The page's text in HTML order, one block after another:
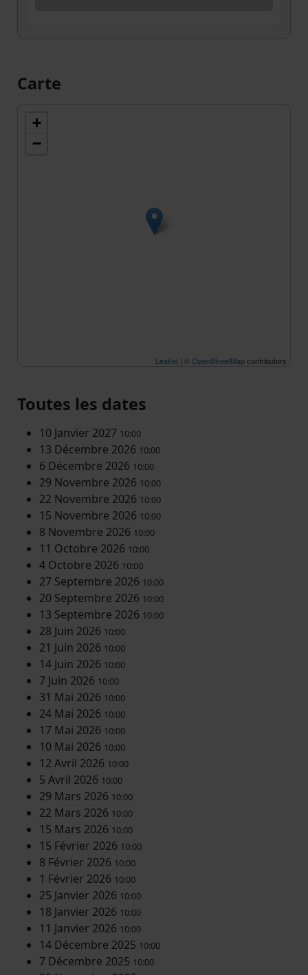
Carte
+
−
Leaflet | ©OpenStreetMapcontributors
Toutes les dates
10 Janvier 2027 10:00
13 Décembre 2026 10:00
6 Décembre 2026 10:00
29 Novembre 2026 10:00
22 Novembre 2026 10:00
15 Novembre 2026 10:00
8 Novembre 2026 10:00
11 Octobre 2026 10:00
4 Octobre 2026 10:00
27 Septembre 2026 10:00
20 Septembre 2026 10:00
13 Septembre 2026 10:00
28 Juin 2026 10:00
21 Juin 2026 10:00
14 Juin 2026 10:00
7 Juin 2026 10:00
31 Mai 2026 10:00
24 Mai 2026 10:00
17 Mai 2026 10:00
10 Mai 2026 10:00
12 Avril 2026 10:00
5 Avril 2026 10:00
29 Mars 2026 10:00
22 Mars 2026 10:00
15 Mars 2026 10:00
15 Février 2026 10:00
8 Février 2026 10:00
1 Février 2026 10:00
25 Janvier 2026 10:00
18 Janvier 2026 10:00
11 Janvier 2026 10:00
14 Décembre 2025 10:00
7 Décembre 2025 10:00